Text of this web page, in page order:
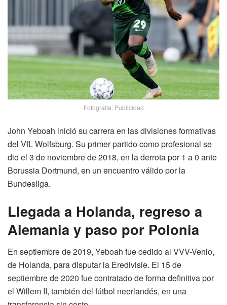
Fotografía: Publicidad
John Yeboah inició su carrera en las divisiones formativas
del VfL Wolfsburg. Su primer partido como profesional se
dio el 3 de noviembre de 2018, en la derrota por 1 a 0 ante
Borussia Dortmund, en un encuentro válido por la
Bundesliga.
Llegada a Holanda, regreso a
Alemania y paso por Polonia
En septiembre de 2019, Yeboah fue cedido al VVV-Venlo,
de Holanda, para disputar la Eredivisie. El 15 de
septiembre de 2020 fue contratado de forma definitiva por
el Willem II, también del fútbol neerlandés, en una